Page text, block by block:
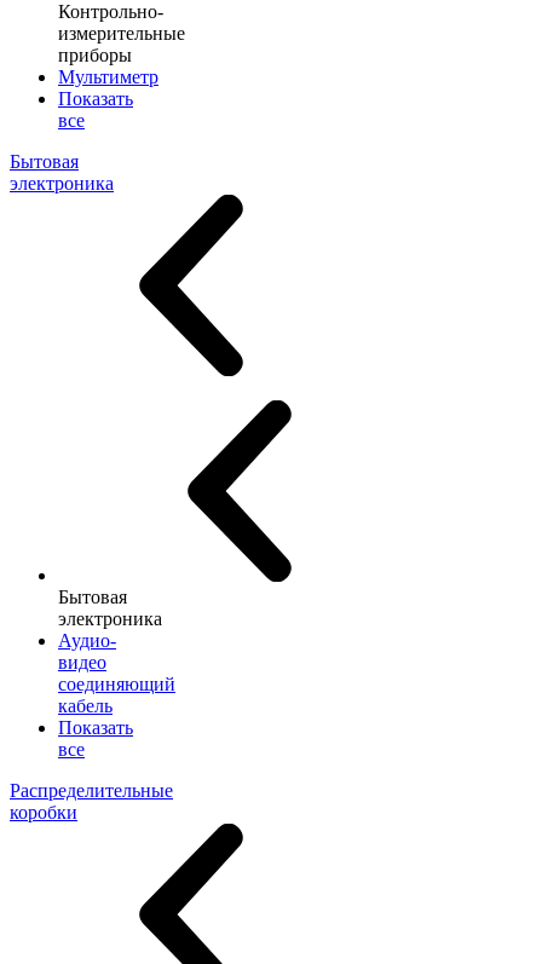
Контрольно-
измерительные
приборы
Мультиметр
Показать
все
Бытовая
электроника
Бытовая
электроника
Аудио-
видео
соединяющий
кабель
Показать
все
Распределительные
коробки